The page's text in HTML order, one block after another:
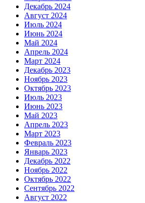
Декабрь 2024
Август 2024
Июль 2024
Июнь 2024
Май 2024
Апрель 2024
Март 2024
Декабрь 2023
Ноябрь 2023
Октябрь 2023
Июль 2023
Июнь 2023
Май 2023
Апрель 2023
Март 2023
Февраль 2023
Январь 2023
Декабрь 2022
Ноябрь 2022
Октябрь 2022
Сентябрь 2022
Август 2022